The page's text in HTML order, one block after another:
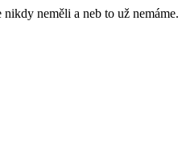
neměli a neb to už